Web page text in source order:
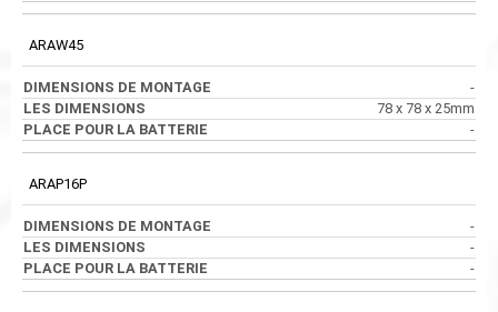
ARAW45
-
78 x 78 x 25mm
-
ARAP16P
-
-
-